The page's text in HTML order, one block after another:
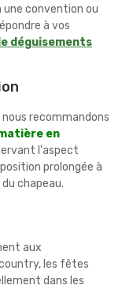
une convention ou
à vos
déguisements
recommandons
en
l'aspect
prolongée à
chapeau.
aux
les fêtes
dans les